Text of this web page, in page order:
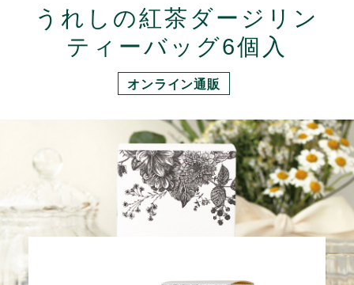
うれしの紅茶ダージリン
ティーバッグ6個入
オンライン通販